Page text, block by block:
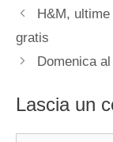
H&M,
gratis
Domenica
Lascia un